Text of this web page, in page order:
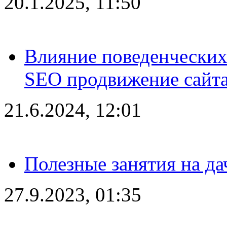
Влияние
SEO продвижение
21.6.2024, 12:01
Полезные занятия на
27.9.2023, 01:35